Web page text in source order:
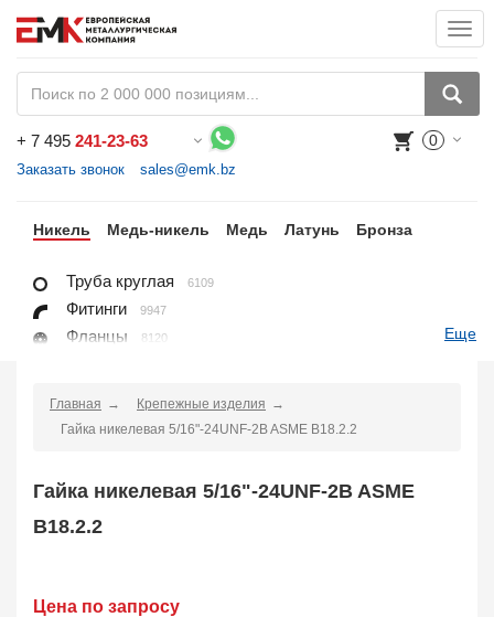
+ 7 495 241-23-63
Заказать звонок sales@emk.bz
0
Никель Медь-никель Медь Латунь Бронза
Труба круглая 6109
Фитинги 9947
Фланцы 8120
Круг
Поковка
Заказать в 1 клик
Еще
Главная
Крепежные изделия
Гайка никелевая 5/16"-24UNF-2B ASME B18.2.2
Гайка никелевая 5/16"-24UNF-2B ASME
B18.2.2
Цена по запросу